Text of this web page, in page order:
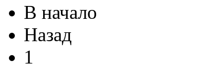
В начало
Назад
1